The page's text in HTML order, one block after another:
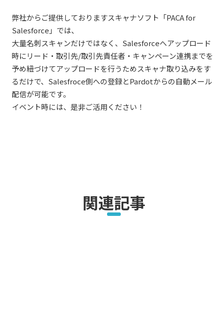
弊社からご提供しておりますスキャナソフト「PACA for
Salesforce」では、
大量名刺スキャンだけではなく、Salesforceへアップロード
時にリード・取引先/取引先責任者・キャンペーン連携までを
予め紐づけてアップロードを行うためスキャナ取り込みをす
るだけで、Salesfroce側への登録とPardotからの自動メール
配信が可能です。
イベント時には、是非ご活用ください！
関連記事